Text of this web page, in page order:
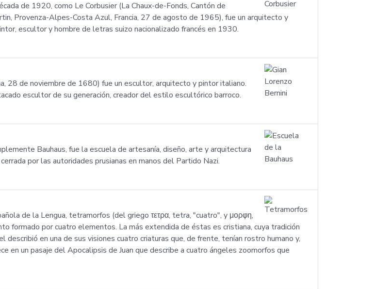
de 1920, como Le Corbusier (La Chaux-de-Fonds, Cantón de
Provenza-Alpes-Costa Azul, Francia, 27 de agosto de 1965), fue un arquitecto y
escultor y hombre de letras suizo nacionalizado francés en 1930.
28 de noviembre de 1680) fue un escultor, arquitecto y pintor italiano.
escultor de su generación, creador del estilo escultórico barroco.
Bauhaus, fue la escuela de artesanía, diseño, arte y arquitectura
por las autoridades prusianas en manos del Partido Nazi.
de la Lengua, tetramorfos (del griego τετρα, tetra, "cuatro", y μορφη,
formado por cuatro elementos. La más extendida de éstas es cristiana, cuya tradición
en una de sus visiones cuatro criaturas que, de frente, tenían rostro humano y,
en un pasaje del Apocalipsis de Juan que describe a cuatro ángeles zoomorfos que